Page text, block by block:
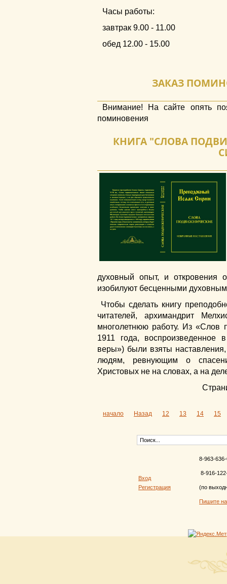
Часы работы:
завтрак 9.00 - 11.00
обед 12.00 - 15.00
ЗАКАЗ
Внимание! На сайте опять
поминовения
КНИГА "СЛОВА
духовный опыт, и откровения
изобилуют бесценными
Чтобы сделать книгу
читателей, архимандрит
многолетнюю работу. Из «Слов
1911 года, воспроизведенное
веры») были взяты
людям, ревнующим о
Христовых не на словах, а на
начало Назад 12 13 14 15
Вход
Регистрация
8-963-
8-916-
(по
Пишите